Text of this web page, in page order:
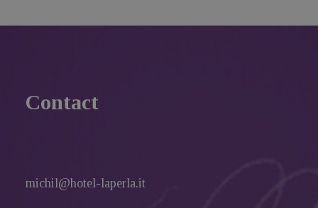
Contact
michil@hotel-laperla.it